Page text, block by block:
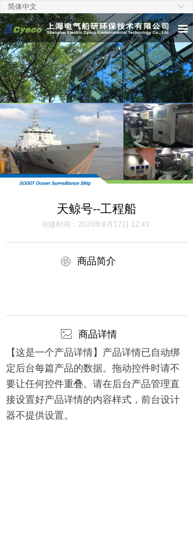
끀
首页
关于我们
新闻中心
陆用产品
船用产品
工程服务
联系我们
ꀅ
简体中文
天鲸号--工程船
商品简介
创建时间： 2020年8月17日 12:43
商品详情
【这是一个产品详情】产品详情已自动绑
定后台每篇产品的数据。拖动控件时请不
要让任何控件重叠。请在后台产品管理直
接设置好产品详情的内容样式，前台设计
器不提供设置。
ꁵ
ꂈ